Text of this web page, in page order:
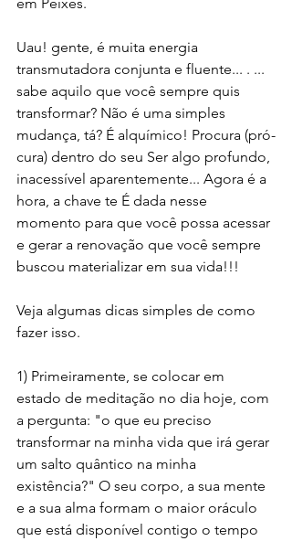
Uau! gente, é muita energia
transmutadora conjunta e fluente... . ...
sabe aquilo que você sempre quis
transformar? Não é uma simples
mudança, tá? É alquímico! Procura (pró-
cura) dentro do seu Ser algo profundo,
inacessível aparentemente... Agora é a
hora, a chave te É dada nesse
momento para que você possa acessar
e gerar a renovação que você sempre
buscou materializar em sua vida!!!
Veja algumas dicas simples de como
fazer isso.
1) Primeiramente, se colocar em
estado de meditação no dia hoje, com
a pergunta: "o que eu preciso
transformar na minha vida que irá gerar
um salto quântico na minha
existência?" O seu corpo, a sua mente
e a sua alma formam o maior oráculo
que está disponível contigo o tempo